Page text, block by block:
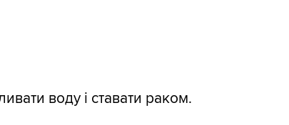
воду і ставати раком.